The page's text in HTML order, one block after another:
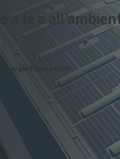
a te e
passo dopo passo verso la
un team di esperti dedicato e
Energia rinnovabile
Unisciti alla transizione energetica
con l’installazione di un impianto
fotovoltaico.